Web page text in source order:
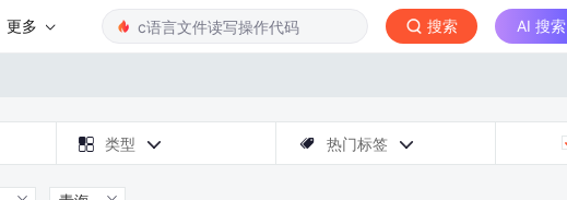
更多 搜索 AI 搜索
 类型   热门标签 